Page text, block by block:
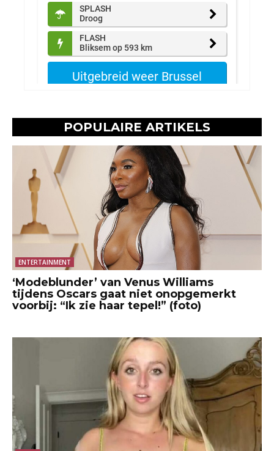
POPULAIRE ARTIKELS
ENTERTAINMENT
‘Modeblunder’ van Venus Williams
tijdens Oscars gaat niet onopgemerkt
voorbij: “Ik zie haar tepel!” (foto)